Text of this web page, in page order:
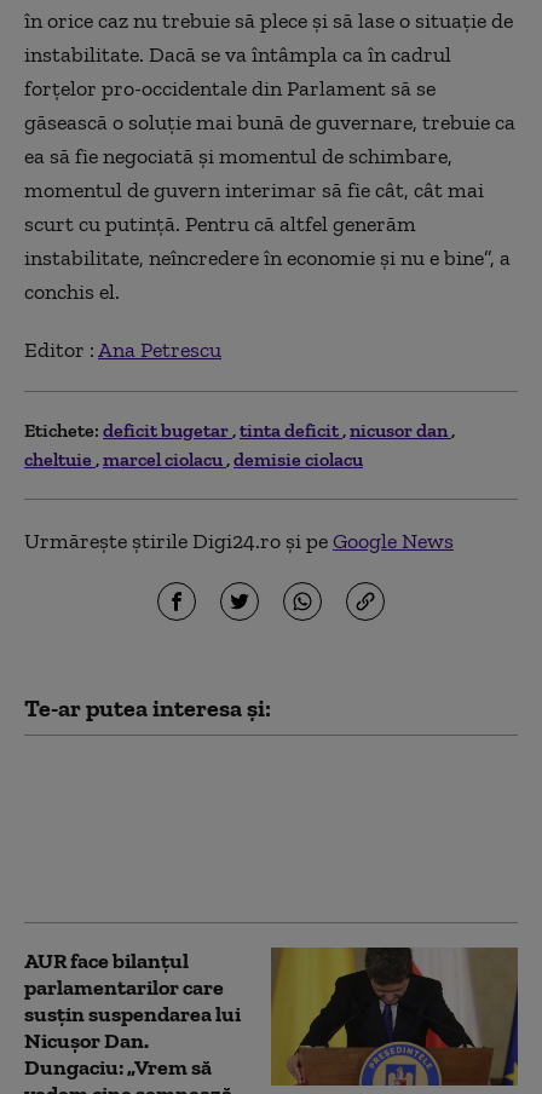
în orice caz nu trebuie să plece şi să lase o situaţie de
instabilitate. Dacă se va întâmpla ca în cadrul
forţelor pro-occidentale din Parlament să se
găsească o soluţie mai bună de guvernare, trebuie ca
ea să fie negociată şi momentul de schimbare,
momentul de guvern interimar să fie cât, cât mai
scurt cu putinţă. Pentru că altfel generăm
instabilitate, neîncredere în economie şi nu e bine”, a
conchis el.
Editor :Ana Petrescu
Etichete: deficit bugetar tinta deficit nicusor dan
cheltuie marcel ciolacu demisie ciolacu
Urmărește știrile Digi24.ro și peGoogle News
Te-ar putea interesa și:
AUR face bilanțul
parlamentarilor care
susțin suspendarea lui
Nicușor Dan.
Dungaciu: „Vrem să